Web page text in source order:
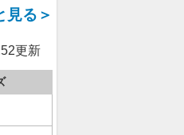
見る＞
更新